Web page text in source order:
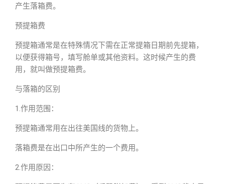
产生落箱费。
预提箱费
预提箱通常是在特殊情况下需在正常提箱日期前先提箱，
以便获得箱号，填写舱单或其他资料。这时候产生的费
用，就叫做预提箱费。
与落箱的区别
1.作用范围：
预提箱通常用在出往美国线的货物上。
落箱费是在出口中所产生的一个费用。
2.作用原因：